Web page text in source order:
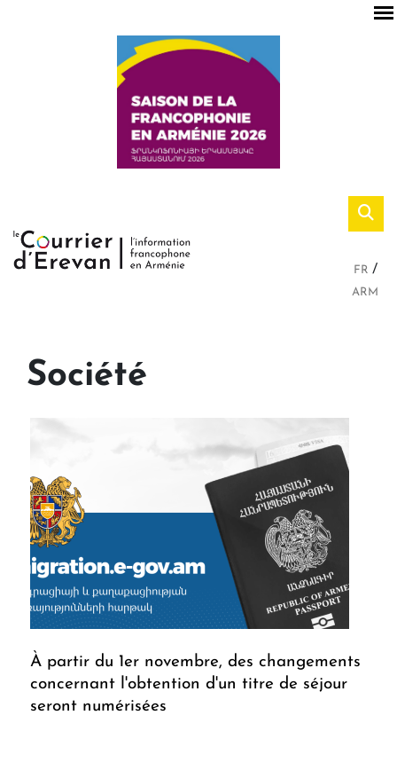
FR
ARM
Société
À partir du 1er novembre, des changements
concernant l'obtention d'un titre de séjour
seront numérisées